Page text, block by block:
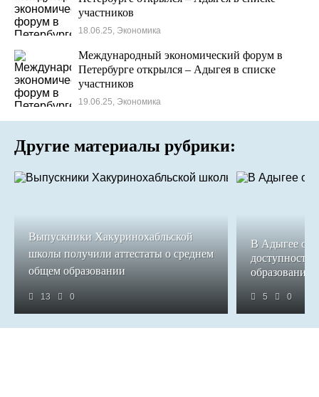
участников
18.06.25, Экономика
Международный экономический форум в
Петербурге открылся – Адыгея в списке
участников
19.06.25, Экономика
Другие материалы рубрики:
Выпускники Хакуринохабльской
школы получили аттестаты о среднем
общем образовании
13 0
В Адыгее
доступность
образования
5 0